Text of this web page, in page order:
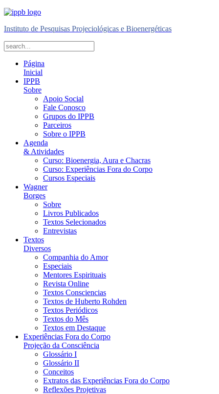
Instituto de Pesquisas Projeciológicas e Bioenergéticas
Página
Inicial
IPPB
Sobre
Apoio Social
Fale Conosco
Grupos do IPPB
Parceiros
Sobre o IPPB
Agenda
& Atividades
Curso: Bioenergia, Aura e Chacras
Curso: Experiências Fora do Corpo
Cursos Especiais
Wagner
Borges
Sobre
Livros Publicados
Textos Selecionados
Entrevistas
Textos
Diversos
Companhia do Amor
Especiais
Mentores Espirituais
Revista Online
Textos Consciencias
Textos de Huberto Rohden
Textos Periódicos
Textos do Mês
Textos em Destaque
Experiências Fora do Corpo
Projeção da Consciência
Glossário I
Glossário II
Conceitos
Extratos das Experiências Fora do Corpo
Reflexões Projetivas